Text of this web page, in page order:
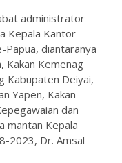
administrator
Kepala Kantor
Papua, diantaranya
Kakan Kemenag
Kabupaten Deiyai,
Yapen, Kakan
dan
mantan Kepala
2023, Dr. Amsal